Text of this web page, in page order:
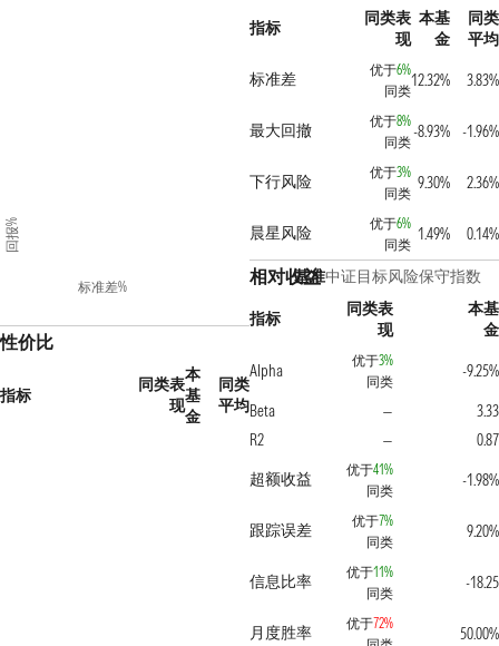
标准差%
回报%
性价比
指标
同类表
现
本
基
金
同类
平均
指标
同类表
现
本基
金
同类
平均
标准差
优于6%
同类
12.32% 3.83%
最大回撤 优于8%
同类
-8.93% -1.96%
下行风险 优于3%
同类
9.30% 2.36%
晨星风险 优于6%
同类
1.49% 0.14%
相对收益
基准中证目标风险保守指数
指标
同类表
现
本基
金
Alpha
优于3%
同类
-9.25%
Beta
—
3.33
R2
—
0.87
超额收益
优于41%
同类
-1.98%
跟踪误差 优于7%
同类
9.20%
信息比率 优于11%
同类
-18.25
月度胜率 优于72%
50.00%